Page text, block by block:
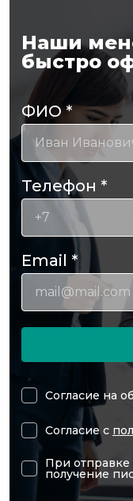
Наши
быстро
ФИО*
Телефон *
Email *
Согласие на
Согласие с
При отправке
получение